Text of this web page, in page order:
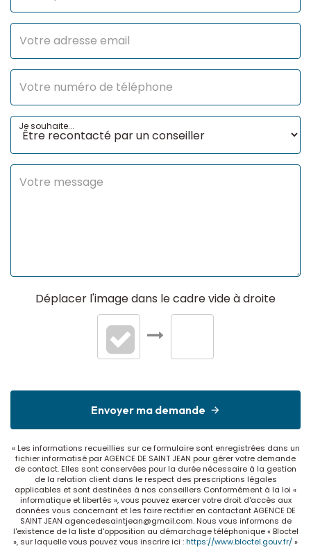
Je souhaite...
Déplacer l'image dans le cadre vide à droite
Envoyer ma demande
« Les informations recueillies sur ce formulaire sont enregistrées dans un
fichier informatisé par AGENCE DE SAINT JEAN pour gérer votre demande
de contact. Elles sont conservées pour la durée nécessaire à la gestion
de la relation client dans le respect des prescriptions légales
applicables et sont destinées à nos conseillers Conformément à la loi «
informatique et libertés », vous pouvez exercer votre droit d'accès aux
données vous concernant et les faire rectifier en contactant AGENCE DE
SAINT JEAN agencedesaintjean@gmail.com. Nous vous informons de
l'existence de la liste d'opposition au démarchage téléphonique « Bloctel
», sur laquelle vous pouvez vous inscrire ici :https://www.bloctel.gouv.fr/»